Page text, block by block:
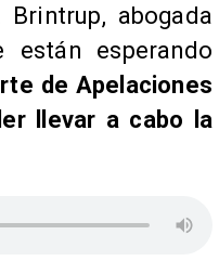
abogada
están esperando
de Apelaciones
llevar a cabo la